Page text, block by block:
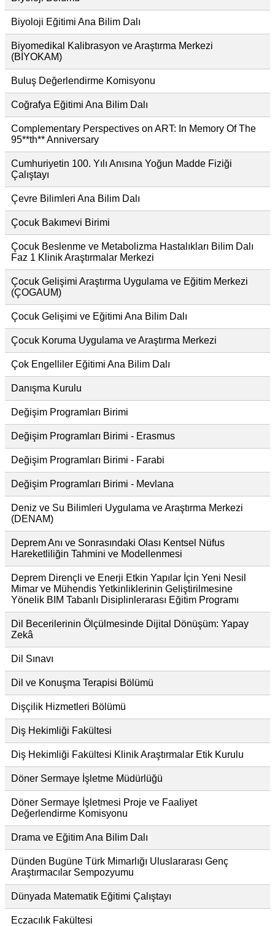
Biyoloji Eğitimi Ana Bilim Dalı
Biyomedikal Kalibrasyon ve Araştırma Merkezi
(BİYOKAM)
Buluş Değerlendirme Komisyonu
Coğrafya Eğitimi Ana Bilim Dalı
Complementary Perspectives on ART: In Memory Of The
95**th** Anniversary
Cumhuriyetin 100. Yılı Anısına Yoğun Madde Fiziği
Çalıştayı
Çevre Bilimleri Ana Bilim Dalı
Çocuk Bakımevi Birimi
Çocuk Beslenme ve Metabolizma Hastalıkları Bilim Dalı
Faz 1 Klinik Araştırmalar Merkezi
Çocuk Gelişimi Araştırma Uygulama ve Eğitim Merkezi
(ÇOGAUM)
Çocuk Gelişimi ve Eğitimi Ana Bilim Dalı
Çocuk Koruma Uygulama ve Araştırma Merkezi
Çok Engelliler Eğitimi Ana Bilim Dalı
Danışma Kurulu
Değişim Programları Birimi
Değişim Programları Birimi - Erasmus
Değişim Programları Birimi - Farabi
Değişim Programları Birimi - Mevlana
Deniz ve Su Bilimleri Uygulama ve Araştırma Merkezi
(DENAM)
Deprem Anı ve Sonrasındaki Olası Kentsel Nüfus
Hareketliliğin Tahmini ve Modellenmesi
Deprem Dirençli ve Enerji Etkin Yapılar İçin Yeni Nesil
Mimar ve Mühendis Yetkinliklerinin Geliştirilmesine
Yönelik BIM Tabanlı Disiplinlerarası Eğitim Programı
Dil Becerilerinin Ölçülmesinde Dijital Dönüşüm: Yapay
Zekâ
Dil Sınavı
Dil ve Konuşma Terapisi Bölümü
Dişçilik Hizmetleri Bölümü
Diş Hekimliği Fakültesi
Diş Hekimliği Fakültesi Klinik Araştırmalar Etik Kurulu
Döner Sermaye İşletme Müdürlüğü
Döner Sermaye İşletmesi Proje ve Faaliyet
Değerlendirme Komisyonu
Drama ve Eğitim Ana Bilim Dalı
Dünden Bugüne Türk Mimarlığı Uluslararası Genç
Araştırmacılar Sempozyumu
Dünyada Matematik Eğitimi Çalıştayı
Eczacılık Fakültesi